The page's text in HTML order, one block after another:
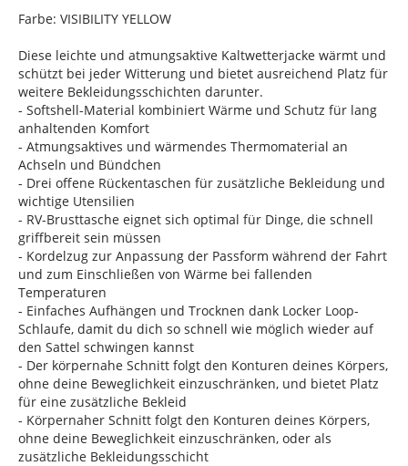
Farbe: VISIBILITY YELLOW
Diese leichte und atmungsaktive Kaltwetterjacke wärmt und
schützt bei jeder Witterung und bietet ausreichend Platz für
weitere Bekleidungsschichten darunter.
- Softshell-Material kombiniert Wärme und Schutz für lang
anhaltenden Komfort
- Atmungsaktives und wärmendes Thermomaterial an
Achseln und Bündchen
- Drei offene Rückentaschen für zusätzliche Bekleidung und
wichtige Utensilien
- RV-Brusttasche eignet sich optimal für Dinge, die schnell
griffbereit sein müssen
- Kordelzug zur Anpassung der Passform während der Fahrt
und zum Einschließen von Wärme bei fallenden
Temperaturen
- Einfaches Aufhängen und Trocknen dank Locker Loop-
Schlaufe, damit du dich so schnell wie möglich wieder auf
den Sattel schwingen kannst
- Der körpernahe Schnitt folgt den Konturen deines Körpers,
ohne deine Beweglichkeit einzuschränken, und bietet Platz
für eine zusätzliche Bekleid
- Körpernaher Schnitt folgt den Konturen deines Körpers,
ohne deine Beweglichkeit einzuschränken, oder als
zusätzliche Bekleidungsschicht